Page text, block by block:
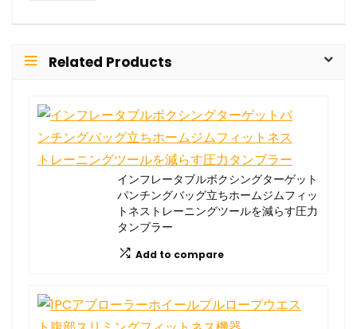
Related Products
インフレータブルボクシングターゲット
パンチングバッグ立ちホームジムフィッ
トネストレーニングツールを減らす圧力
タンブラー
Add to compare